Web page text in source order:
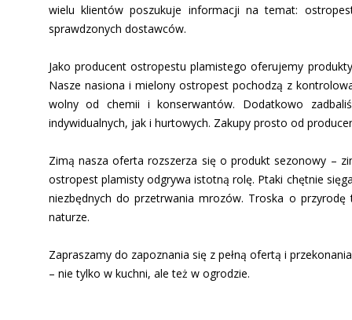
wielu klientów poszukuje informacji na temat:
sprawdzonych dostawców.
Jako producent ostropestu plamistego oferujemy
Nasze nasiona i mielony ostropest pochodzą z
wolny od chemii i konserwantów. Dodatkowo
indywidualnych, jak i hurtowych. Zakupy prosto od
Zimą nasza oferta rozszerza się o produkt sezonowy –
ostropest plamisty odgrywa istotną rolę. Ptaki chętnie
niezbędnych do przetrwania mrozów. Troska o
naturze.
Zapraszamy do zapoznania się z pełną ofertą i
– nie tylko w kuchni, ale też w ogrodzie.